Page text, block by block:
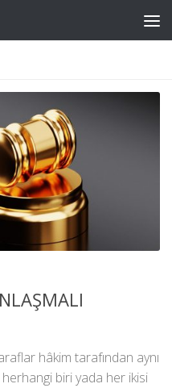
hâkim tarafından aynı
biri yada her ikisi